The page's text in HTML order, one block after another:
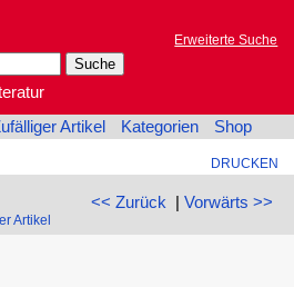
Erweiterte Suche
Artikel Kategorien Shop
DRUCKEN
<< Zurück | Vorwärts >>
Artikel